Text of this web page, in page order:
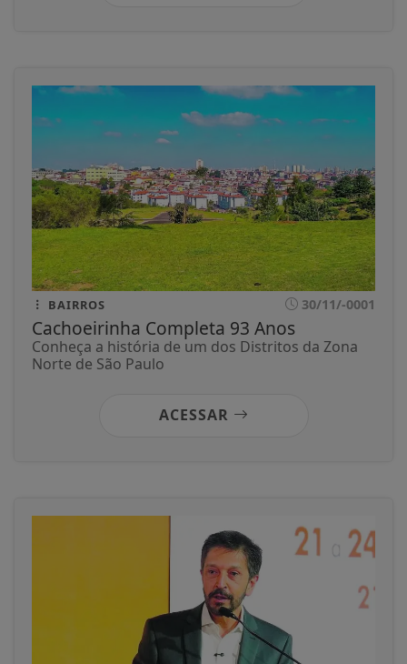
BAIRROS 30/11/-0001
Cachoeirinha Completa 93 Anos
Conheça a história de um dos Distritos da Zona
Norte de São Paulo
ACESSAR